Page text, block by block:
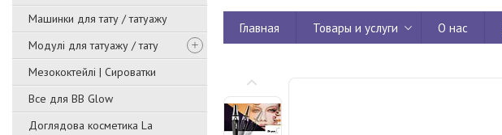
Машинки для тату / татуажу
Модулі для татуажу / тату
Мезококтейлі | Сироватки
Все для BB Glow
Доглядова косметика La
Главная Товары и услуги О нас